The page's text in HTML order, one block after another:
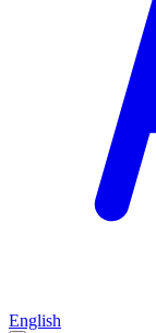
English